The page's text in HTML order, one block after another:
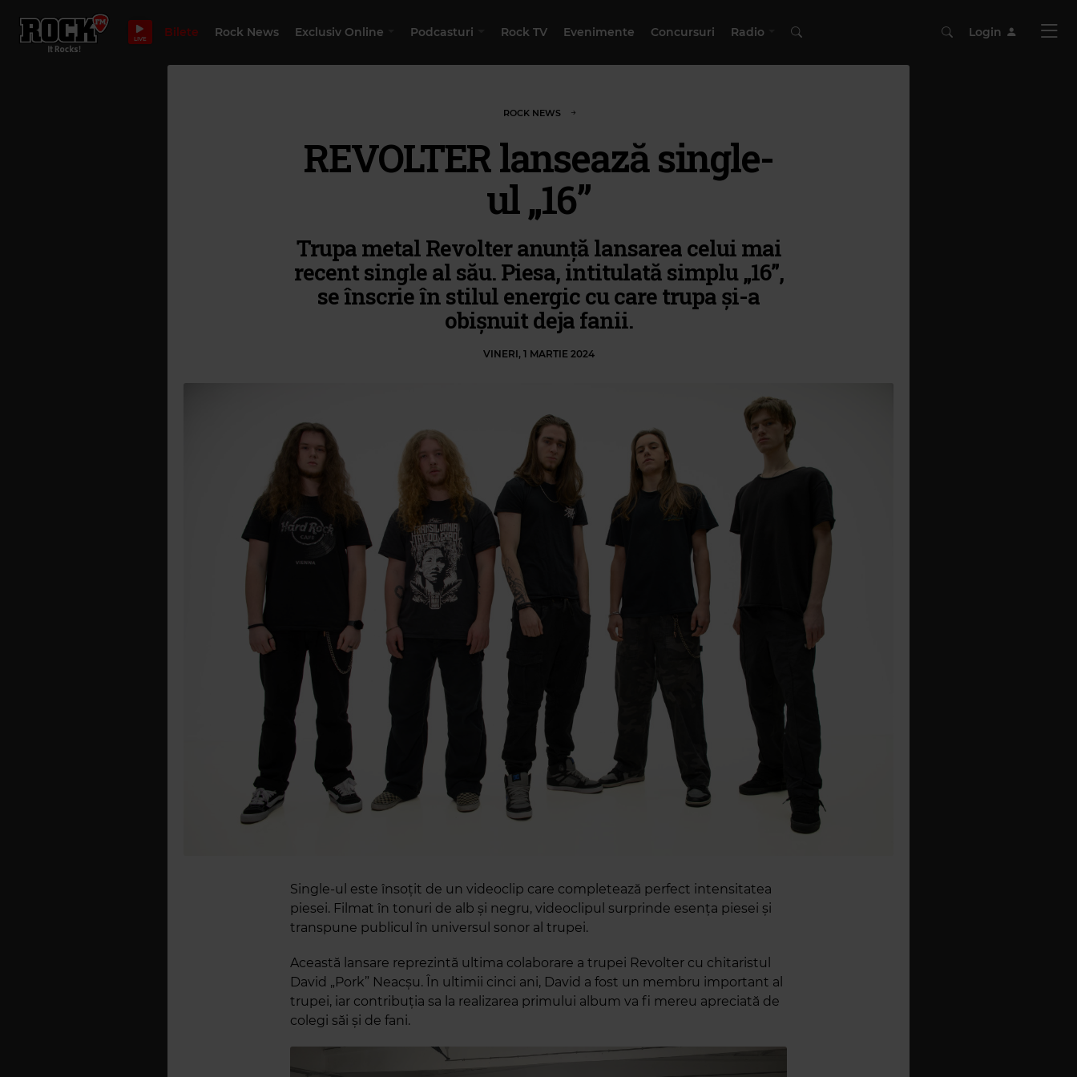
LIVE Bilete Rock News Exclusiv Online Podcasturi Rock TV Evenimente Concursuri Radio Login
ROCK NEWS
REVOLTER lansează single-
ul „16”
Trupa metal Revolter anunță lansarea celui mai
recent single al său. Piesa, intitulată simplu „16”,
se înscrie în stilul energic cu care trupa și-a
obișnuit deja fanii.
VINERI, 1 MARTIE 2024
Single-ul este însoțit de un videoclip care completează perfect intensitatea
piesei. Filmat în tonuri de alb și negru, videoclipul surprinde esența piesei și
transpune publicul în universul sonor al trupei.
Această lansare reprezintă ultima colaborare a trupei Revolter cu chitaristul
David „Pork” Neacșu. În ultimii cinci ani, David a fost un membru important al
trupei, iar contribuția sa la realizarea primului album va fi mereu apreciată de
colegi săi și de fani.